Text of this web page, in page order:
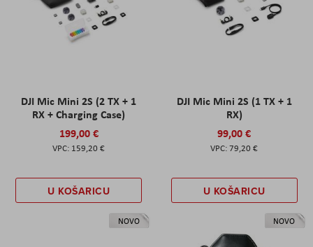
DJI Mic Mini 2S (2 TX + 1
RX + Charging Case)
199,00 €
159,20 €
U KOŠARICU
DJI Mic Mini 2S (1 TX + 1
RX)
99,00 €
79,20 €
U KOŠARICU
NOVO NOVO